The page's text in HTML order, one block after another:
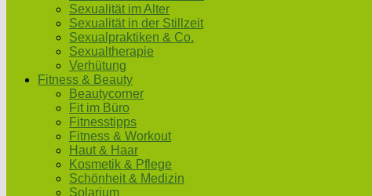
Sexualität im Alter
Sexualität in der Stillzeit
Sexualpraktiken & Co.
Sexualtherapie
Verhütung
Fitness & Beauty
Beautycorner
Fit im Büro
Fitnesstipps
Fitness & Workout
Haut & Haar
Kosmetik & Pflege
Schönheit & Medizin
Solarium